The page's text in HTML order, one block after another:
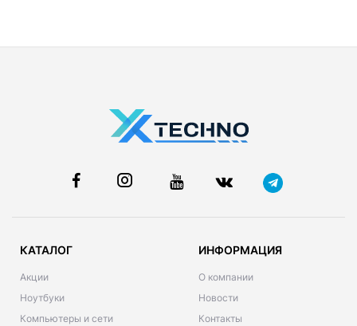
КАТАЛОГ
Акции
Ноутбуки
Компьютеры и сети
ИНФОРМАЦИЯ
О компании
Новости
Контакты